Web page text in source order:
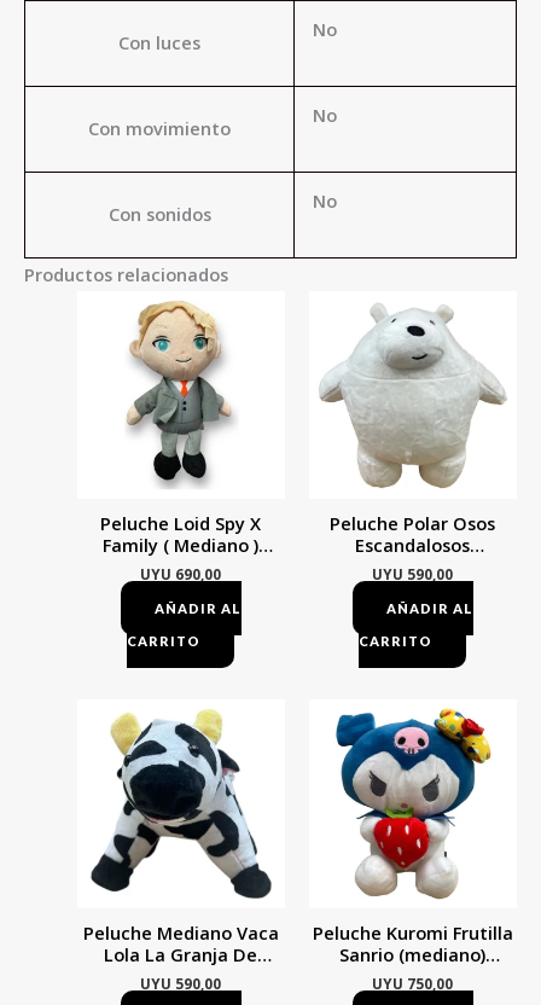
Con luces
No
Con movimiento
No
Con sonidos
No
Productos relacionados
Peluche Loid Spy X
Family ( Mediano )
Mundogeek Gris
UYU 690,00
AÑADIR AL
CARRITO
Peluche Polar Osos
Escandalosos
Escandalositos Ice Bear
Blanco
UYU 590,00
AÑADIR AL
CARRITO
Peluche Mediano Vaca
Lola La Granja De
Zenon 20cm Blanco
UYU 590,00
Peluche Kuromi Frutilla
Sanrio (mediano)
Mundogeek Blanco Con
Azul
UYU 750,00